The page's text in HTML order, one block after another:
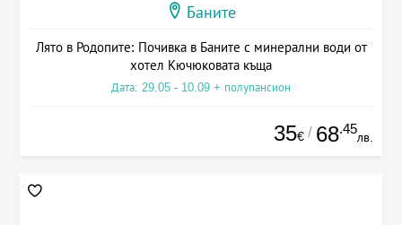
Баните
Лято в Родопите: Почивка в Баните с минерални води от
хотел Кючюковата къща
Дата: 29.05 - 10.09 + полупансион
35€ / 68.45
лв.